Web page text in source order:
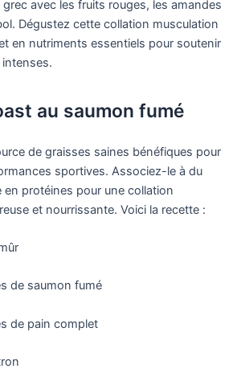
avec les fruits rouges, les amandes
Dégustez cette collation musculation
en nutriments essentiels pour soutenir
au saumon fumé
de graisses saines bénéfiques pour
sportives. Associez-le à du
en protéines pour une collation
et nourrissante. Voici la recette :
de saumon fumé
de pain complet